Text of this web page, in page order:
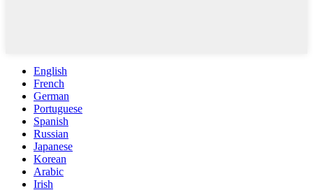
English
French
German
Portuguese
Spanish
Russian
Japanese
Korean
Arabic
Irish